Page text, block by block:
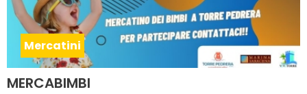
Mercatini
MERCABIMBI